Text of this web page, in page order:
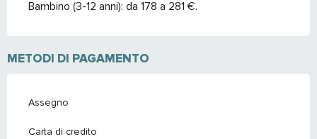
Bambino (3-12 anni): da 178 a 281 €.
METODI DI PAGAMENTO
Assegno
Carta di credito